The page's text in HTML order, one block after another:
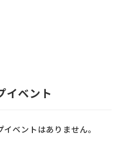
イベント
ベントはありません。